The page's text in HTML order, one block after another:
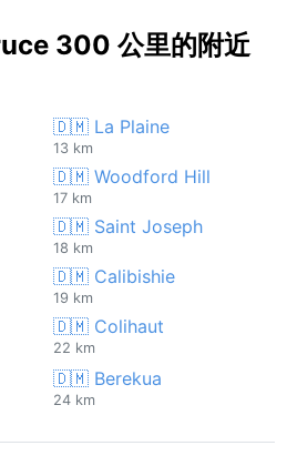
300 公里的附近
🇩🇲 La Plaine
13 km
🇩🇲 Woodford Hill
17 km
🇩🇲 Saint Joseph
18 km
🇩🇲 Calibishie
19 km
🇩🇲 Colihaut
22 km
🇩🇲 Berekua
24 km